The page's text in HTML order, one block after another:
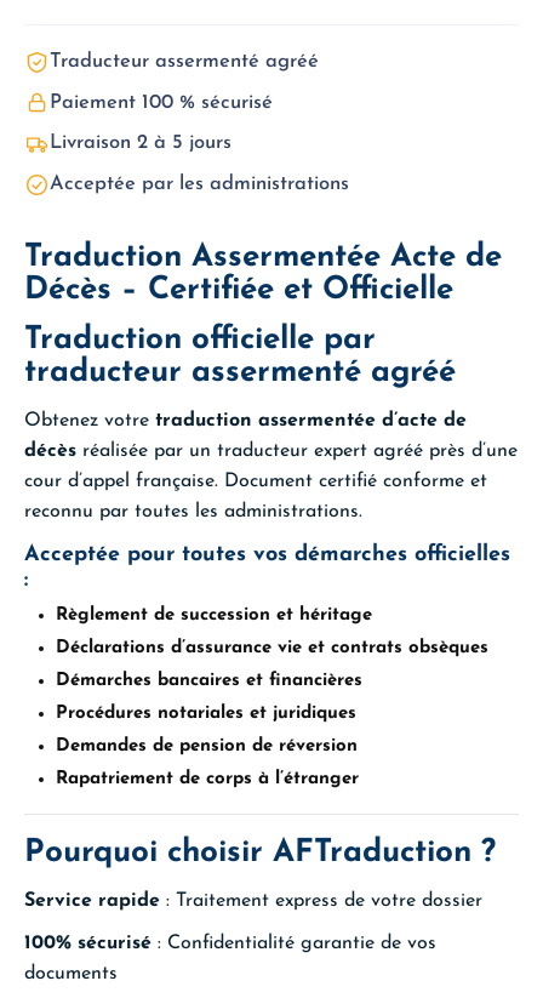
Traducteur assermenté agréé
Paiement 100 % sécurisé
Livraison 2 à 5 jours
Acceptée par les administrations
Traduction Assermentée Acte de
Décès – Certifiée et Officielle
Traduction officielle par
traducteur assermenté agréé
Obtenez votre traduction assermentée d’acte de
décès réalisée par un traducteur expert agréé près d’une
cour d’appel française. Document certifié conforme et
reconnu par toutes les administrations.
Acceptée pour toutes vos démarches officielles
:
Règlement de succession et héritage
Déclarations d’assurance vie et contrats obsèques
Démarches bancaires et financières
Procédures notariales et juridiques
Demandes de pension de réversion
Rapatriement de corps à l’étranger
Pourquoi choisir AFTraduction ?
Service rapide : Traitement express de votre dossier
100% sécurisé : Confidentialité garantie de vos
documents